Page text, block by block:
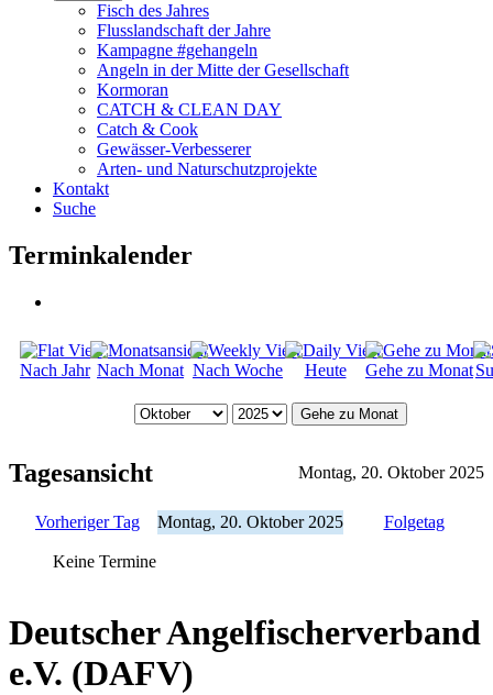
Fisch des Jahres
Flusslandschaft der Jahre
Kampagne #gehangeln
Angeln in der Mitte der Gesellschaft
Kormoran
CATCH & CLEAN DAY
Catch & Cook
Gewässer-Verbesserer
Arten- und Naturschutzprojekte
Kontakt
Suche
Terminkalender
Nach Jahr Nach Monat Nach Woche Heute Gehe zu Monat
Gehe zu Monat
Tagesansicht Montag, 20. Oktober 2025
Vorheriger Tag Montag, 20. Oktober 2025 Folgetag
Keine Termine
Deutscher Angelfischerverband
e.V. (DAFV)